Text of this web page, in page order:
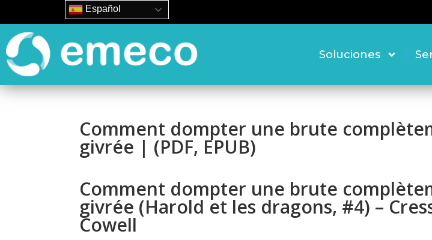
Soluciones
Comment dompter une brute
givrée | (PDF, EPUB)
Comment dompter une brute
givrée (Harold et les dragons, #4) –
Cowell
Español